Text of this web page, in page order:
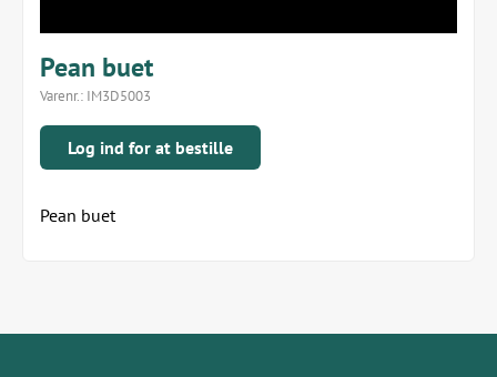
Pean buet
Varenr.: IM3D5003
Log ind for at bestille
Pean buet